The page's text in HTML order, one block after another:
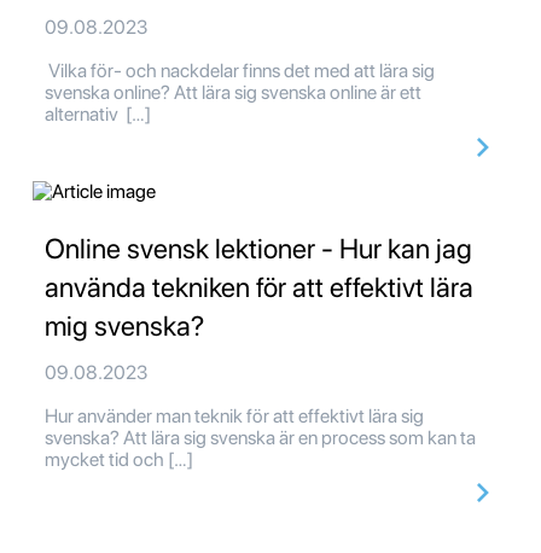
09.08.2023
Vilka för- och nackdelar finns det med att lära sig
svenska online? Att lära sig svenska online är ett
alternativ […]
Online svensk lektioner - Hur kan jag
använda tekniken för att effektivt lära
mig svenska?
09.08.2023
Hur använder man teknik för att effektivt lära sig
svenska? Att lära sig svenska är en process som kan ta
mycket tid och […]